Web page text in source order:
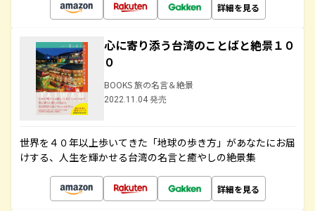
詳細を見る
心に寄り添う台湾のことばと絶景１０
０
BOOKS 旅の名言＆絶景
2022.11.04 発売
世界を４０年以上歩いてきた「地球の歩き方」があなたにお届
けする、人生を輝かせる台湾の名言と癒やしの絶景集
詳細を見る